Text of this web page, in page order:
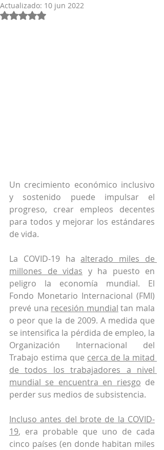
Actualizado: 10 jun 2022
Obtuvo NaN de 5 estrellas.
Un crecimiento económico inclusivo
y sostenido puede impulsar el
progreso, crear empleos decentes
para todos y mejorar los estándares
de vida.
La COVID-19 ha alterado miles de
millones de vidas y ha puesto en
peligro la economía mundial. El
Fondo Monetario Internacional (FMI)
prevé una recesión mundial tan mala
o peor que la de 2009. A medida que
se intensifica la pérdida de empleo, la
Organización Internacional del
Trabajo estima que cerca de la mitad
de todos los trabajadores a nivel
mundial se encuentra en riesgo de
perder sus medios de subsistencia.
Incluso antes del brote de la COVID-
19, era probable que uno de cada
cinco países (en donde habitan miles